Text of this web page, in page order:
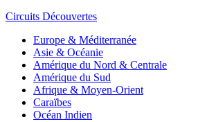
Circuits Découvertes
Europe & Méditerranée
Asie & Océanie
Amérique du Nord & Centrale
Amérique du Sud
Afrique & Moyen-Orient
Caraïbes
Océan Indien